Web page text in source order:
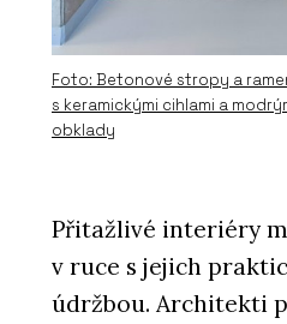
Foto: Betonové stropy a
s keramickými cihlami a
obklady
Přitažlivé interiéry
v ruce s jejich
údržbou. Architekti